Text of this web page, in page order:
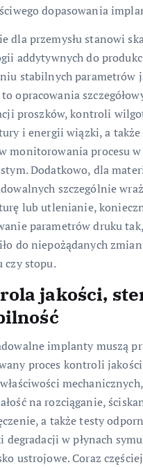
dopasowania
dla przemysłu stanowi
addytywnych do
stabilnych parametrów
opracowania
proszków, kontroli
i energii wiązki, a
monitorowania procesu w
Dodatkowo, dla
szczególnie
lub utlenianie,
parametrów druku
do niepożądanych
czy stopu.
jakości,
implanty muszą
proces kontroli
na rozciąganie,
a także testy
w płynach
ustrojowe. Coraz